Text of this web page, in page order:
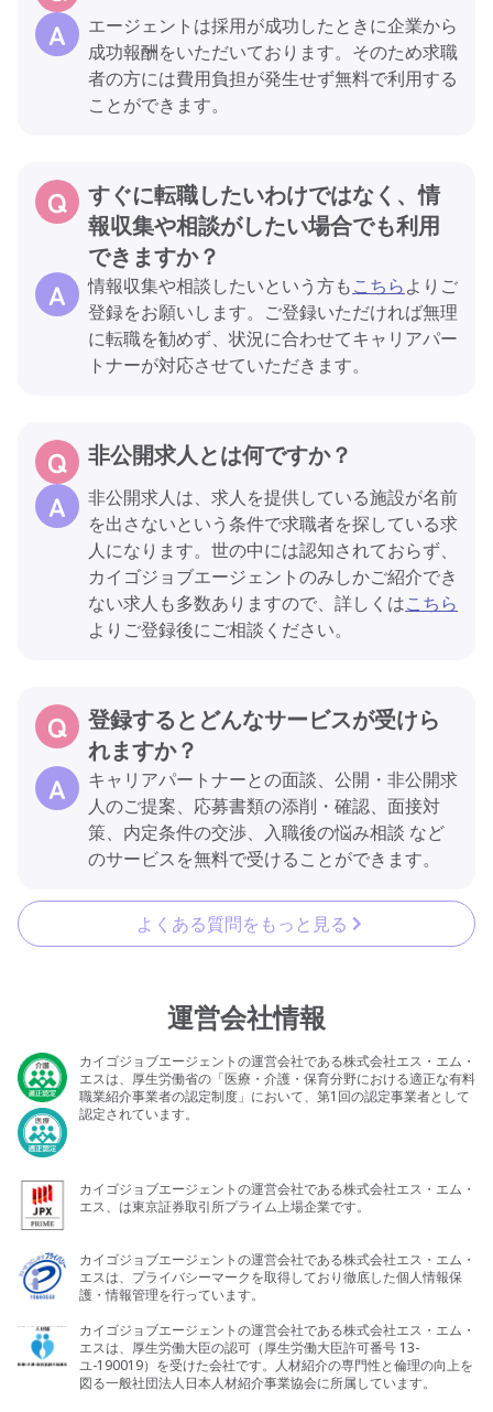
エージェントは採用が成功したときに企業から
成功報酬をいただいております。そのため求職
者の方には費用負担が発生せず無料で利用する
ことができます。
すぐに転職したいわけではなく、情
報収集や相談がしたい場合でも利用
できますか？
情報収集や相談したいという方もこちらよりご
登録をお願いします。ご登録いただければ無理
に転職を勧めず、状況に合わせてキャリアパー
トナーが対応させていただきます。
非公開求人とは何ですか？
非公開求人は、求人を提供している施設が名前
を出さないという条件で求職者を探している求
人になります。世の中には認知されておらず、
カイゴジョブエージェントのみしかご紹介でき
ない求人も多数ありますので、詳しくはこちら
よりご登録後にご相談ください。
登録するとどんなサービスが受けら
れますか？
キャリアパートナーとの面談、公開・非公開求
人のご提案、応募書類の添削・確認、面接対
策、内定条件の交渉、入職後の悩み相談 など
のサービスを無料で受けることができます。
よくある質問をもっと見る
運営会社情報
カイゴジョブエージェントの運営会社である株式会社エス・エム・
エスは、厚生労働省の「医療・介護・保育分野における適正な有料
職業紹介事業者の認定制度」において、第1回の認定事業者として
認定されています。
カイゴジョブエージェントの運営会社である株式会社エス・エム・
エス、は東京証券取引所プライム上場企業です。
カイゴジョブエージェントの運営会社である株式会社エス・エム・
エスは、プライバシーマークを取得しており徹底した個人情報保
護・情報管理を行っています。
カイゴジョブエージェントの運営会社である株式会社エス・エム・
エスは、厚生労働大臣の認可（厚生労働大臣許可番号 13-
ユ-190019）を受けた会社です。人材紹介の専門性と倫理の向上を
図る一般社団法人日本人材紹介事業協会に所属しています。